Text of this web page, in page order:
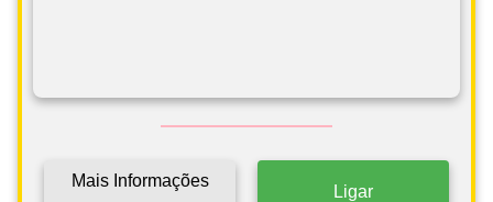
Mais Informações
Ligar